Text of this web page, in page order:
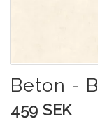
Beton -
459 SEK